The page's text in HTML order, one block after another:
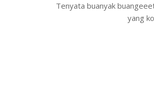
Tenyata buanyak
yang